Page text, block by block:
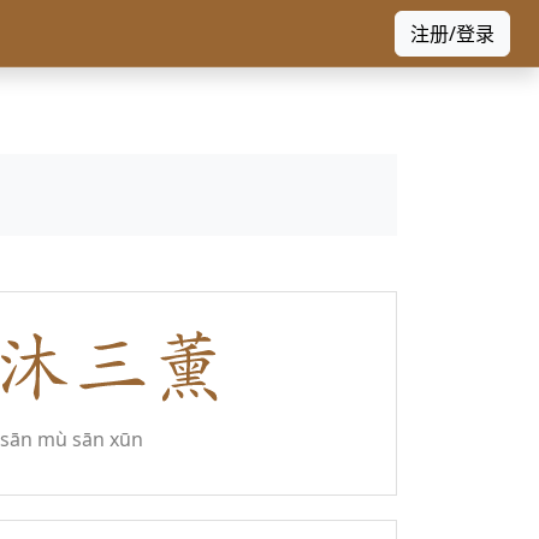
注册/登录
sān mù sān xūn